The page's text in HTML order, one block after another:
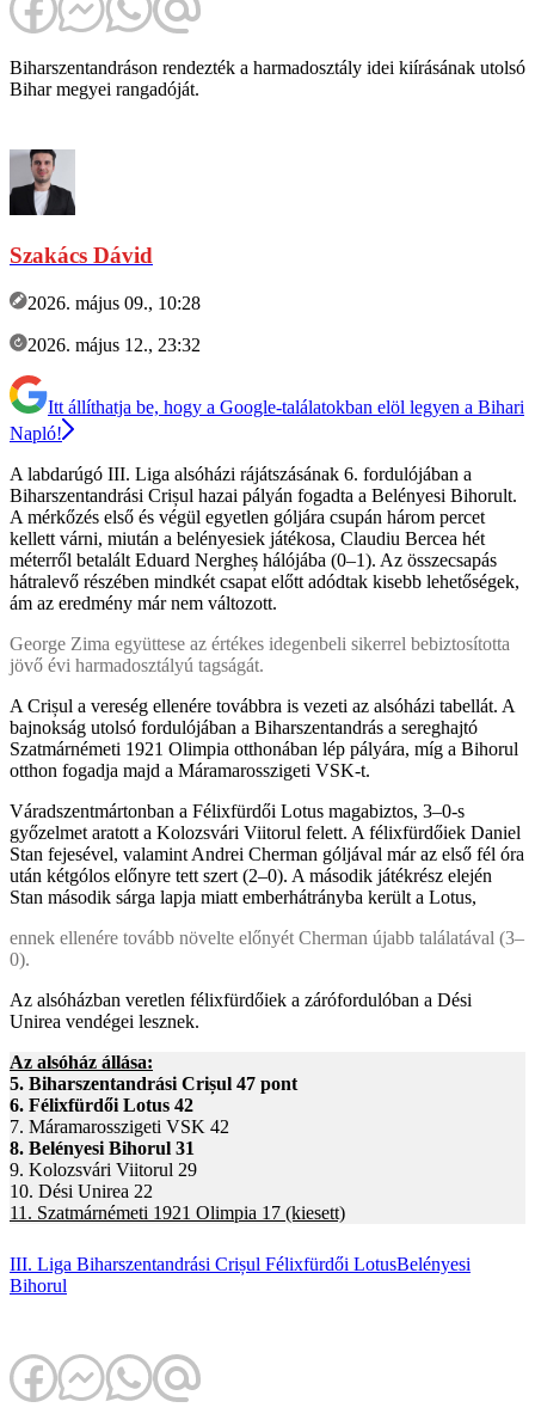
Biharszentandráson rendezték a harmadosztály idei kiírásának utolsó
Bihar megyei rangadóját.
Szakács Dávid
2026. május 09., 10:28
2026. május 12., 23:32
Itt állíthatja be, hogy a Google-találatokban elöl legyen a Bihari
Napló!
A labdarúgó III. Liga alsóházi rájátszásának 6. fordulójában a
Biharszentandrási Crișul hazai pályán fogadta a Belényesi Bihorult.
A mérkőzés első és végül egyetlen góljára csupán három percet
kellett várni, miután a belényesiek játékosa, Claudiu Bercea hét
méterről betalált Eduard Nergheș hálójába (0–1). Az összecsapás
hátralevő részében mindkét csapat előtt adódtak kisebb lehetőségek,
ám az eredmény már nem változott.
George Zima együttese az értékes idegenbeli sikerrel bebiztosította
jövő évi harmadosztályú tagságát.
A Crișul a vereség ellenére továbbra is vezeti az alsóházi tabellát. A
bajnokság utolsó fordulójában a Biharszentandrás a sereghajtó
Szatmárnémeti 1921 Olimpia otthonában lép pályára, míg a Bihorul
otthon fogadja majd a Máramarosszigeti VSK-t.
Váradszentmártonban a Félixfürdői Lotus magabiztos, 3–0-s
győzelmet aratott a Kolozsvári Viitorul felett. A félixfürdőiek Daniel
Stan fejesével, valamint Andrei Cherman góljával már az első fél óra
után kétgólos előnyre tett szert (2–0). A második játékrész elején
Stan második sárga lapja miatt emberhátrányba került a Lotus,
ennek ellenére tovább növelte előnyét Cherman újabb találatával (3–
0).
Az alsóházban veretlen félixfürdőiek a zárófordulóban a Dési
Unirea vendégei lesznek.
Az alsóház állása:
5. Biharszentandrási Crișul 47 pont
6. Félixfürdői Lotus 42
7. Máramarosszigeti VSK 42
8. Belényesi Bihorul 31
9. Kolozsvári Viitorul 29
10. Dési Unirea 22
11. Szatmárnémeti 1921 Olimpia 17 (kiesett)
III. Liga Biharszentandrási Crișul Félixfürdői LotusBelényesi
Bihorul